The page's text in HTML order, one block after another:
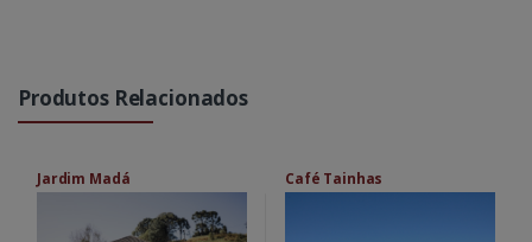
Produtos Relacionados
Jardim Madá Café Tainhas